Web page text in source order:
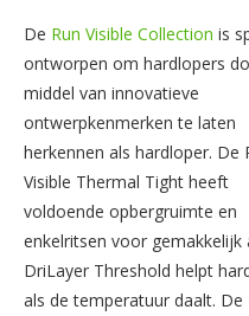
De Run Visible Collection is
ontworpen om hardlopers
middel van innovatieve
ontwerpkenmerken te laten
herkennen als hardloper. De
Visible Thermal Tight heeft
voldoende opbergruimte en
enkelritsen voor
DriLayer Threshold helpt
als de temperatuur daalt. De